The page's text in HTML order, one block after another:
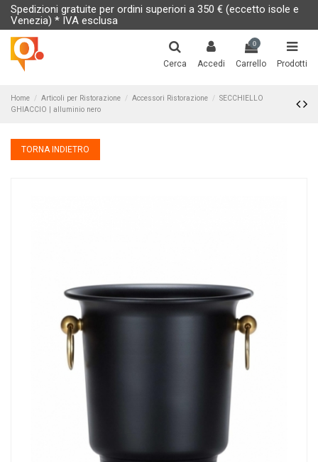
Spedizioni gratuite per ordini superiori a 350 € (eccetto isole e
Venezia) * IVA esclusa
Cerca Accedi
0
Carrello Prodotti
Home Articoli per Ristorazione Accessori Ristorazione
SECCHIELLO
GHIACCIO | alluminio nero
TORNA INDIETRO